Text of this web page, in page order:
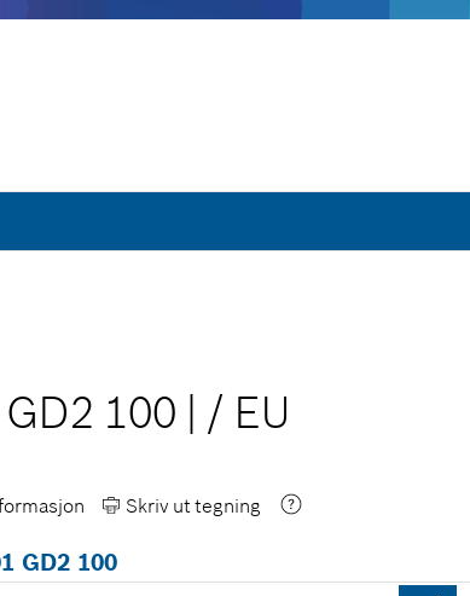
100 | / EU
Skriv ut tegning
GD2 100